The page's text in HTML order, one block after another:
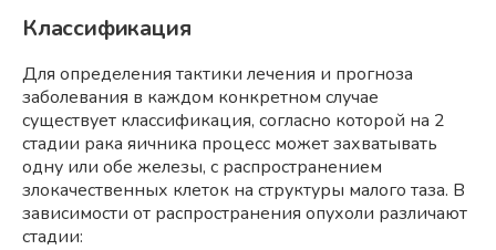
Классификация
Для определения тактики лечения и прогноза
заболевания в каждом конкретном случае
существует классификация, согласно которой на 2
стадии рака яичника процесс может захватывать
одну или обе железы, с распространением
злокачественных клеток на структуры малого таза. В
зависимости от распространения опухоли различают
стадии: